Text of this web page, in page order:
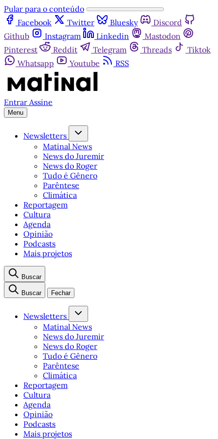
Pular para o conteúdo
Facebook
Twitter Bluesky
Discord
Github
Instagram Linkedin
Mastodon
Pinterest
Reddit Telegram Threads
Tiktok
Whatsapp
Youtube RSS
Entrar Assine
Menu
Newsletters
Matinal News
News do Juremir
News do Roger
Tudo é Gênero
Parêntese
Climática
Reportagem
Cultura
Agenda
Opinião
Podcasts
Mais projetos
Buscar
Buscar Fechar
Newsletters
Matinal News
News do Juremir
News do Roger
Tudo é Gênero
Parêntese
Climática
Reportagem
Cultura
Agenda
Opinião
Podcasts
Mais projetos